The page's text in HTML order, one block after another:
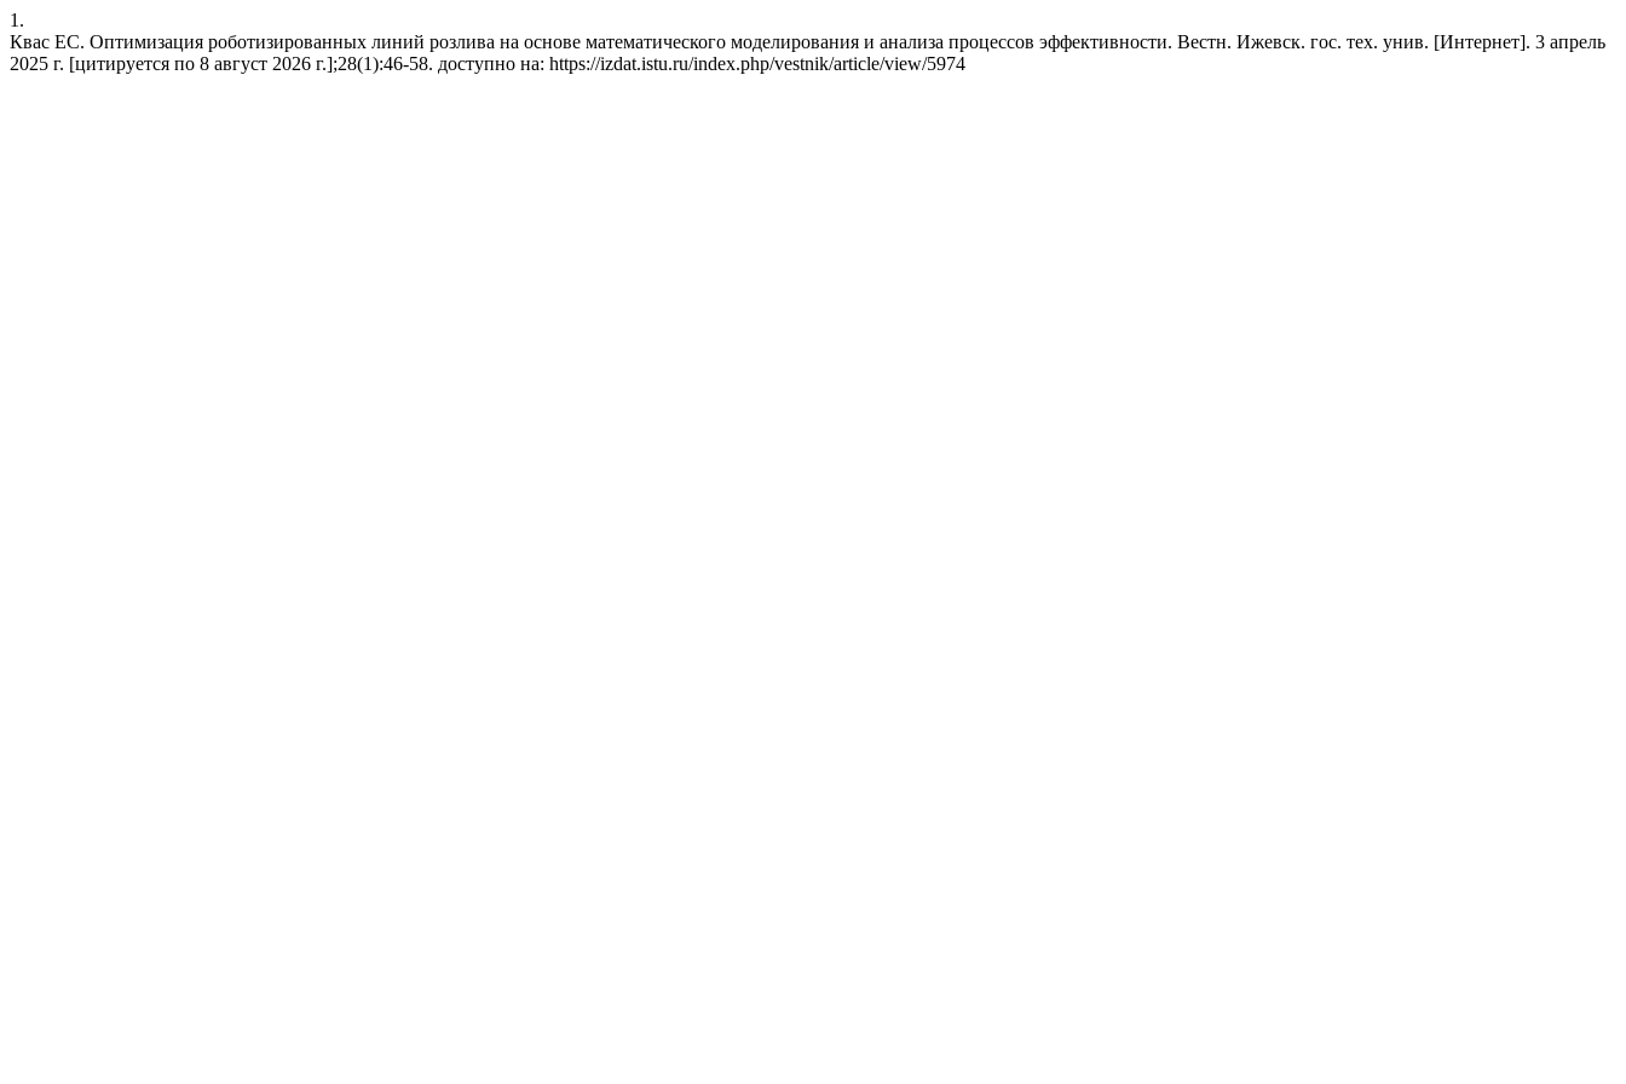
1.
Квас ЕС. Оптимизация роботизированных линий розлива на основе математического моделирования и анализа процессов эффективности. Вестн. Ижевск. гос. тех. унив. [Интернет]. 3 апрель
2025 г. [цитируется по 8 август 2026 г.];28(1):46-58. доступно на: https://izdat.istu.ru/index.php/vestnik/article/view/5974